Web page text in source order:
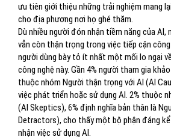
ưu tiên giới thiệu những trải nghiệm mang
cho địa phương nơi họ ghé thăm.
Dù nhiều người đón nhận tiềm năng của AI,
vẫn còn thận trọng trong việc tiếp cận công
người dùng bày tỏ ít nhất một mối lo ngại
công nghệ này. Gần 4% người tham gia
thuộc nhóm Người thận trọng với AI (AI
việc phát triển hoặc sử dụng AI. 2% thuộc
(AI Skeptics), 6% định nghĩa bản thân là
Detractors), cho thấy một bộ phận đáng
nhận việc sử dụng AI.